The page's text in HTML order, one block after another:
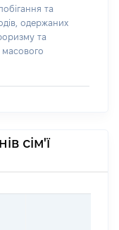
та
одержаних
та
сім'ї